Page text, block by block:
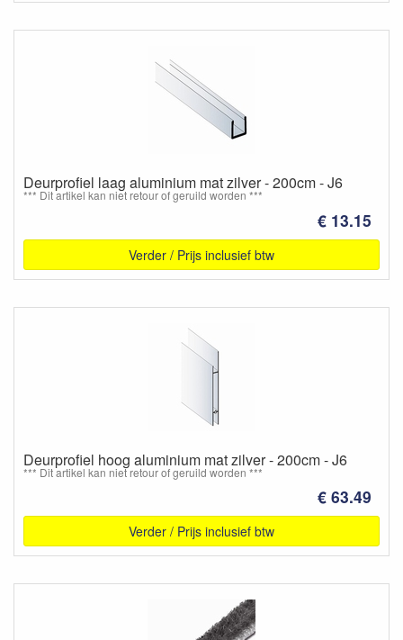
Deurprofiel laag aluminium mat zilver - 200cm - J6
*** Dit artikel kan niet retour of geruild worden ***
€ 13.15
Verder / Prijs inclusief btw
Deurprofiel hoog aluminium mat zilver - 200cm - J6
*** Dit artikel kan niet retour of geruild worden ***
€ 63.49
Verder / Prijs inclusief btw